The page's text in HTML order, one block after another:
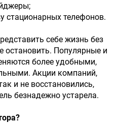
стационарных телефонов.
себе жизнь без
остановить. Популярные и
более удобными,
Акции компаний,
и не восстановились,
безнадежно устарела.